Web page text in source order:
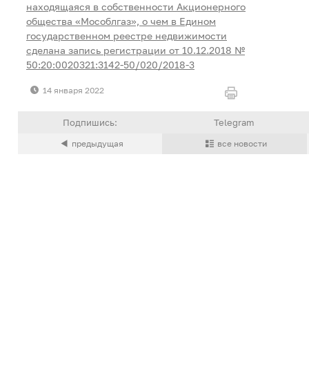
находящаяся в собственности Акционерного
общества «Мособлгаз», о чем в Едином
государственном реестре недвижимости
сделана запись регистрации от 10.12.2018 №
50:20:0020321:3142-50/020/2018-3
14 января 2022